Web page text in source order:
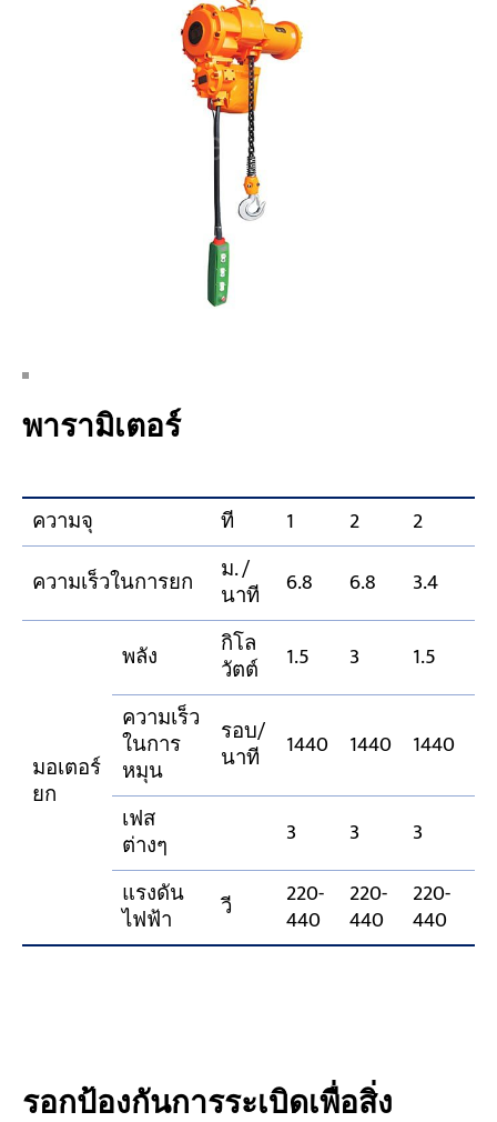
พารามิเตอร์
ความจุ ที 1 2 2
ความเร็วในการยก
ม. /
นาที 6.8 6.8 3.4
มอเตอร์
ยก
พลัง กิโล
วัตต์ 1.5 3 1.5
ความเร็ว
ในการ
หมุน
รอบ/
นาที 1440 1440 1440
เฟส
ต่างๆ 3 3 3
แรงดัน
ไฟฟ้า วี 220-
440
220-
440
220-
440
รอกป้องกันการระเบิดเพื่อสิ่ง